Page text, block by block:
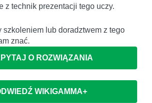
z technik prezentacji tego uczy.
szkoleniem lub doradztwem z tego
znać.
O ROZWIĄZANIA
WIKIGAMMA+